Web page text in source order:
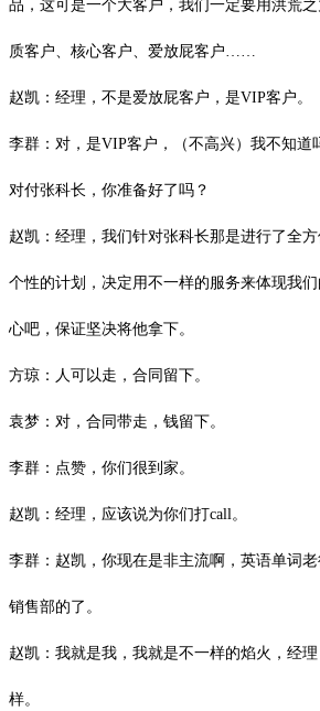
品，这可是一个大客户，我们一定要用洪荒
质客户、核心客户、爱放屁客户……
赵凯：经理，不是爱放屁客户，是VIP客户。
李群：对，是VIP客户，（不高兴）我不知道
对付张科长，你准备好了吗？
赵凯：经理，我们针对张科长那是进行了全
个性的计划，决定用不一样的服务来体现我
心吧，保证坚决将他拿下。
方琼：人可以走，合同留下。
袁梦：对，合同带走，钱留下。
李群：点赞，你们很到家。
赵凯：经理，应该说为你们打call 。
李群：赵凯，你现在是非主流啊，英语单词
销售部的了。
赵凯：我就是我，我就是不一样的焰火，经
样。